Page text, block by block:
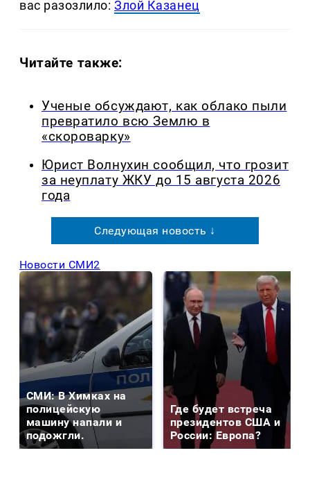
вас разозлило:Злой Казанец
Читайте также:
Ученые обсуждают, как облако пыли
превратило всю Землю в
«скороварку»
Юрист Волнухин сообщил, что грозит
за неуплату ЖКУ до 15 августа 2026
года
Следующая новость ↓
Новости СМИ2
СМИ: В Химках на
полицейскую
машину напали и
подожгли.
Где будет встреча
президентов США и
России: Европа?